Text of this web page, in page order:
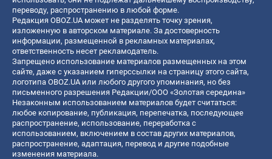
переводу, распространению в любой форме.
Редакция OBOZ.UA может не разделять точку зрения,
изложенную в авторском материале. За достоверность
информации, размещенной в рекламных материалах,
ответственность несет рекламодатель.
Запрещено использование материалов размещенных на этом
сайте, даже с указанием гиперссылки на страницу этого сайта,
логотипа OBOZ.UA или любого другого упоминания, но без
письменного разрешения Редакции/ООО «Золотая середина»
Незаконным использованием материалов будет считаться:
любое копирование, публикация, перепечатка, последующее
распространение, использование, переработка с
использованием, включением в состав других материалов,
распространение, адаптация, перевод и другие подобные
изменения материала.